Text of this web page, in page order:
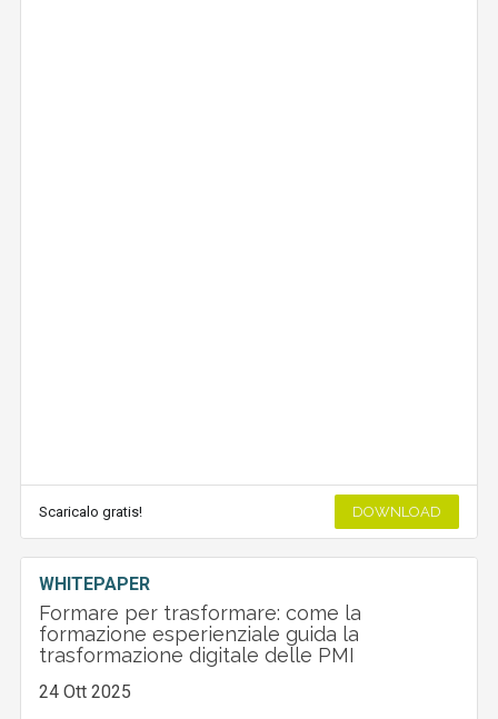
Scaricalo gratis! DOWNLOAD
WHITEPAPER
Formare per trasformare: come la
formazione esperienziale guida la
trasformazione digitale delle PMI
24 Ott 2025